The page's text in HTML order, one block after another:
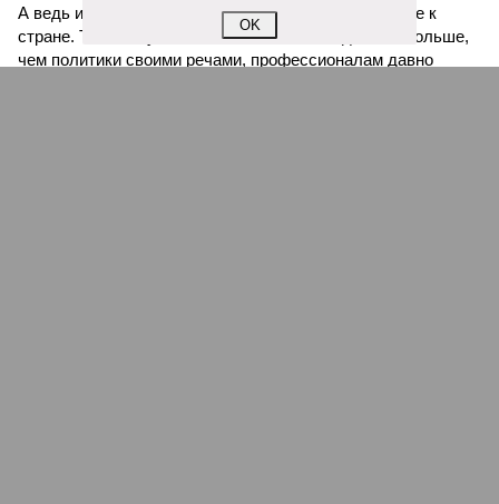
А ведь из таких мелочей и складывается отношение к
стране. То, что мультики с песнями часто делают больше,
чем политики своими речами, профессионалам давно
OK